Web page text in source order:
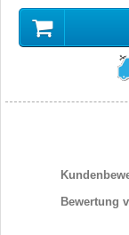
Bewertung